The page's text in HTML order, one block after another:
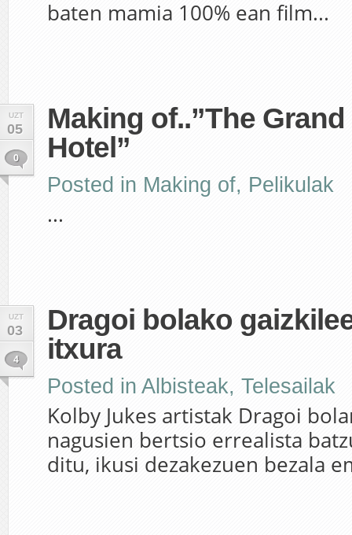
baten mamia 100% ean film...
UZT
05
0
Making of..”The
Hotel”
Posted in Making of, Pelikulak
...
UZT
03
4
Dragoi bolako
itxura
Posted in Albisteak, Telesailak
Kolby Jukes artistak Dragoi
nagusien bertsio errealista
ditu, ikusi dezakezuen bezala